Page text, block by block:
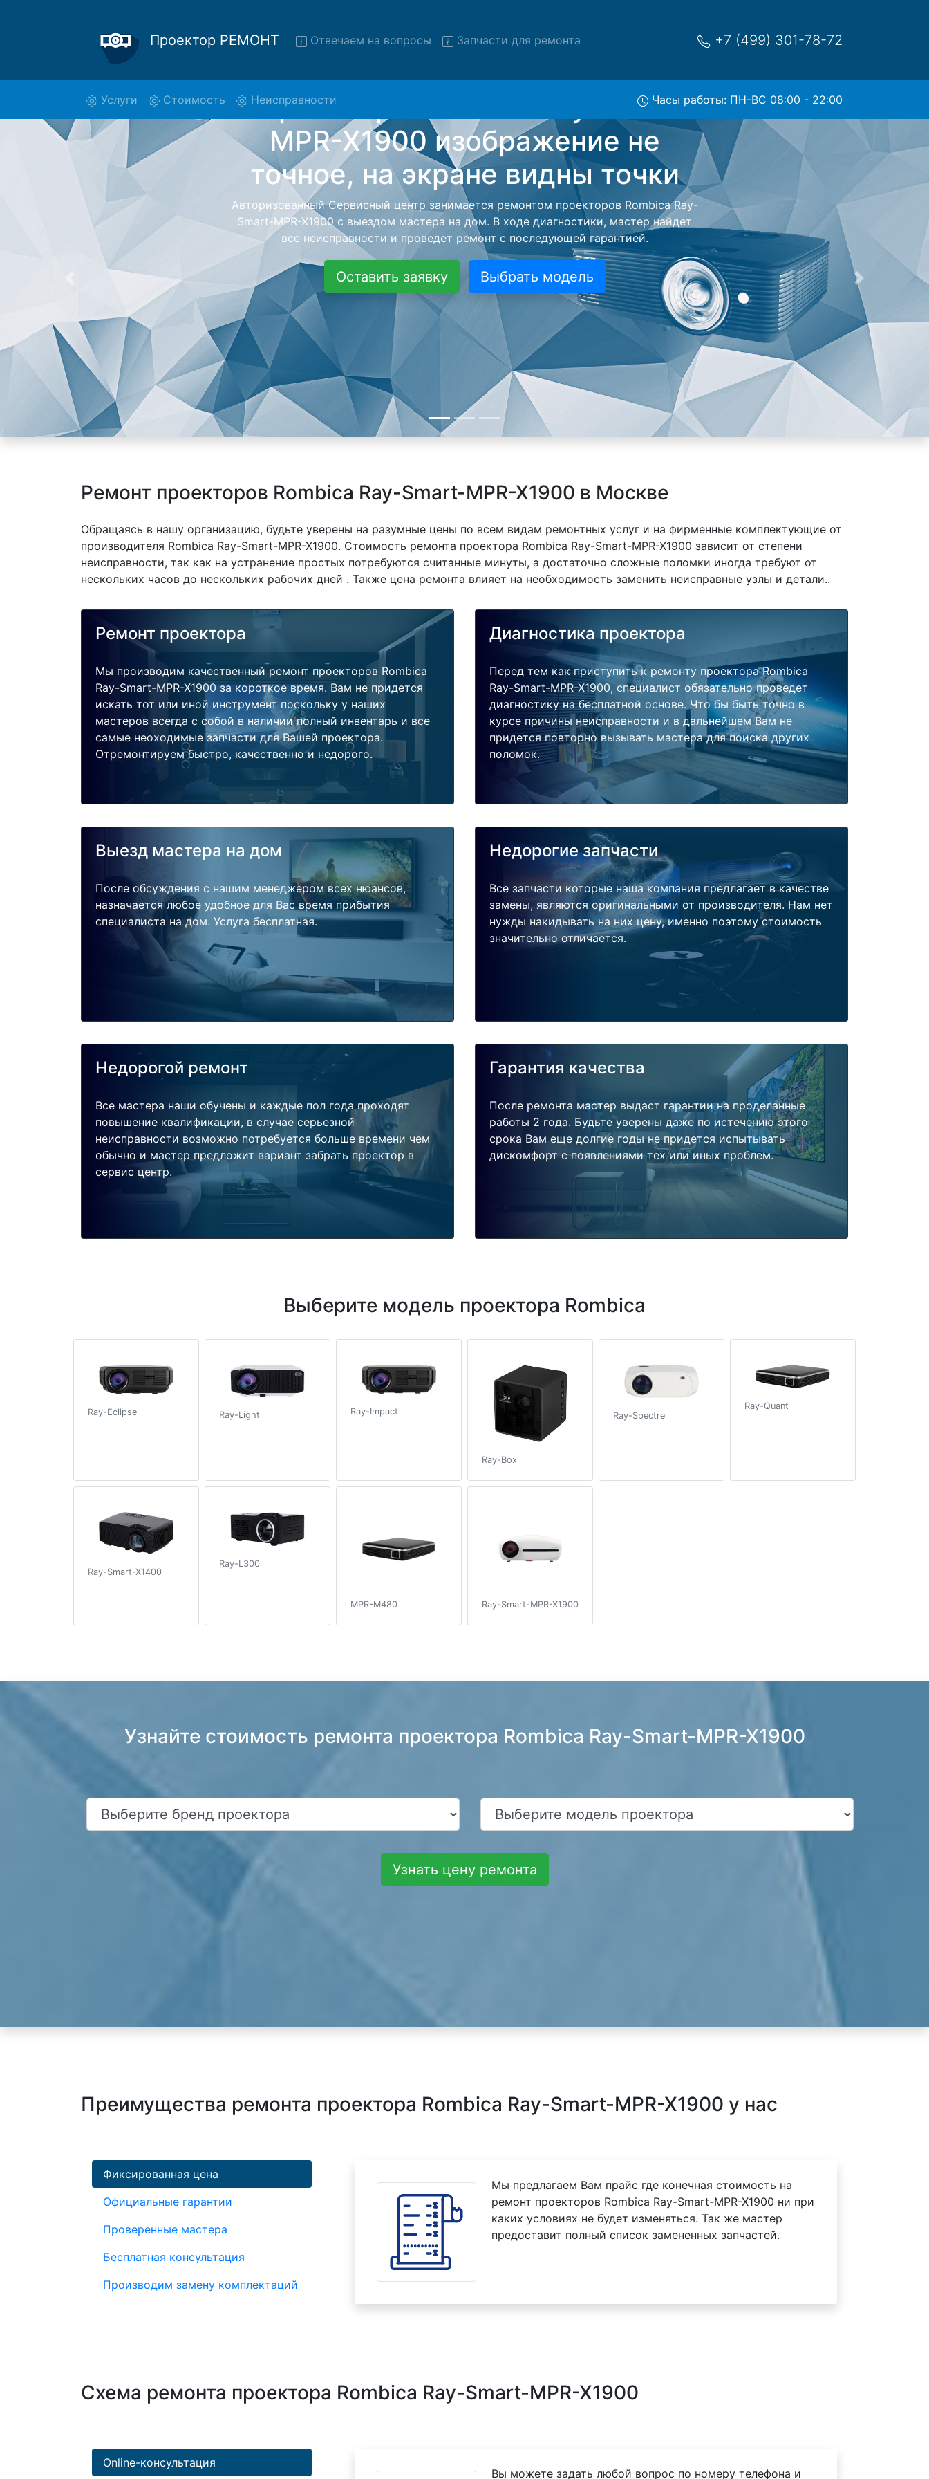
Проектор РЕМОНТ Отвечаем на вопросы Запчасти для ремонта +7 (499) 301-78-72
Услуги (current)Стоимость Неисправности Часы работы: ПН-ВС 08:00 - 22:00
Ремонт проекторов Rombica Ray-Smart-
MPR-X1900 с вывозом в сервис
Ремонт проекторов Rombica Ray-Smart-MPR-X1900 с вывозом в сервисный центр и
обратно - с помощью нашей бесплатной услуги, специалист заберет Ваш проектор
для дальнейшего более детального ремонта. Оговоренная стоимость ремонта
останется неизменно при возвращении видеотехники обратно.
Оставить заявку Выбрать модель
Следующая
Ремонт проекторов Rombica Ray-Smart-MPR-X1900 в Москве
Обращаясь в нашу организацию, будьте уверены на разумные цены по всем видам ремонтных услуг и на фирменные комплектующие от
производителя Rombica Ray-Smart-MPR-X1900. Стоимость ремонта проектора Rombica Ray-Smart-MPR-X1900 зависит от степени
неисправности, так как на устранение простых потребуются считанные минуты, а достаточно сложные поломки иногда требуют от
нескольких часов до нескольких рабочих дней . Также цена ремонта влияет на необходимость заменить неисправные узлы и детали..
Ремонт проектора
Мы производим качественный ремонт проекторов Rombica
Ray-Smart-MPR-X1900 за короткое время. Вам не придется
искать тот или иной инструмент поскольку у наших
мастеров всегда с собой в наличии полный инвентарь и все
самые неоходимые запчасти для Вашей проектора.
Отремонтируем быстро, качественно и недорого.
Диагностика проектора
Перед тем как приступить к ремонту проектора Rombica
Ray-Smart-MPR-X1900, специалист обязательно проведет
диагностику на бесплатной основе. Что бы быть точно в
курсе причины неисправности и в дальнейшем Вам не
придется повторно вызывать мастера для поиска других
поломок.
Выезд мастера на дом
После обсуждения с нашим менеджером всех нюансов,
назначается любое удобное для Вас время прибытия
специалиста на дом. Услуга бесплатная.
Недорогие запчасти
Все запчасти которые наша компания предлагает в качестве
замены, являются оригинальными от производителя. Нам нет
нужды накидывать на них цену, именно поэтому стоимость
значительно отличается.
Недорогой ремонт
Все мастера наши обучены и каждые пол года проходят
повышение квалификации, в случае серьезной
неисправности возможно потребуется больше времени чем
обычно и мастер предложит вариант забрать проектор в
сервис центр.
Гарантия качества
После ремонта мастер выдаст гарантии на проделанные
работы 2 года. Будьте уверены даже по истечению этого
срока Вам еще долгие годы не придется испытывать
дискомфорт с появлениями тех или иных проблем.
Выберите модель проектора Rombica
Ray-Eclipse Ray-Light Ray-Impact
Ray-Box
Ray-Spectre
Ray-Quant
Ray-Smart-X1400
Ray-L300
MPR-M480 Ray-Smart-MPR-X1900
Узнайте стоимость ремонта проектора Rombica Ray-Smart-MPR-X1900
Узнать цену ремонта
Преимущества ремонта проектора Rombica Ray-Smart-MPR-X1900 у нас
Фиксированная цена
Официальные гарантии
Проверенные мастера
Бесплатная консультация
Производим замену комплектаций
Мы предлагаем Вам прайс где конечная стоимость на
ремонт проекторов Rombica Ray-Smart-MPR-X1900 ни при
каких условиях не будет изменяться. Так же мастер
предоставит полный список замененных запчастей.
Схема ремонта проектора Rombica Ray-Smart-MPR-X1900
Online-консультация
Вы можете задать любой вопрос по номеру телефона и